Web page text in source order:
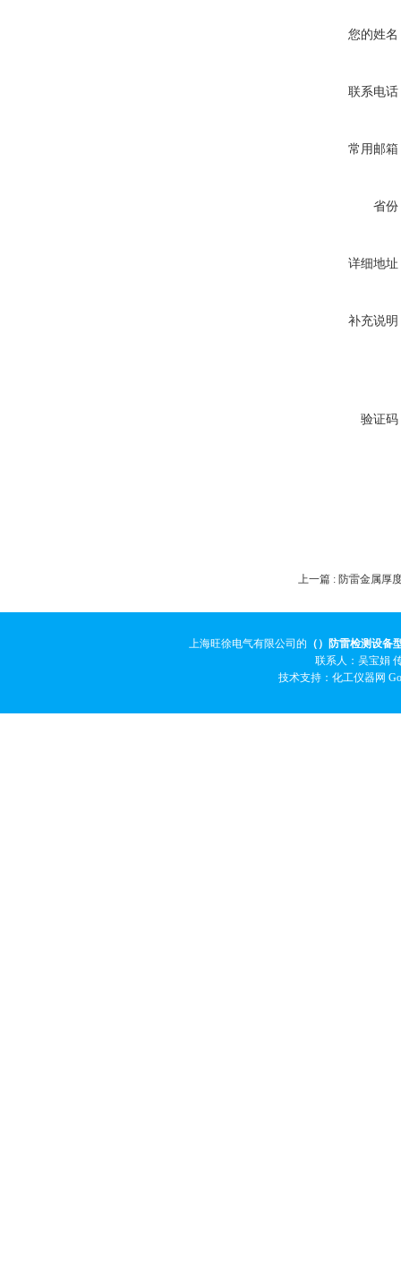
您的姓名
联系电话
常用邮箱
省份
详细地址
补充说明
验证码
上一篇 : 防雷金属厚
上海旺徐电气有限公司的 （）防雷检测设备
联系人：吴宝娟
技术支持：化工仪器网